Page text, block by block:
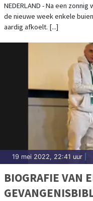
NEDERLAND - Na een
de nieuwe week enkele
aardig afkoelt. [...]
19 mei 2022, 22:41 uur
BIOGRAFIE VAN